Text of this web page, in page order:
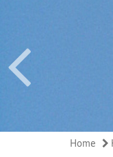
Home